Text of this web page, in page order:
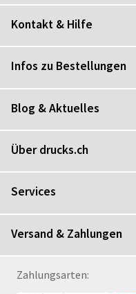
Kontakt & Hilfe
Infos zu Bestellungen
Blog & Aktuelles
Über drucks.ch
Services
Versand & Zahlungen
Zahlungsarten: